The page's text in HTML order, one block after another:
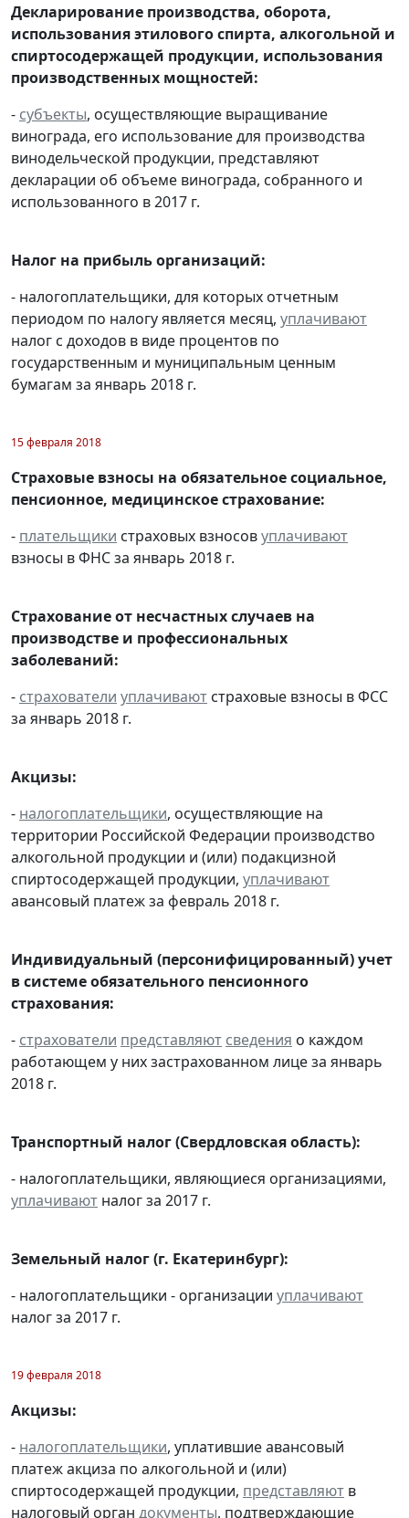
Декларирование производства, оборота,
использования этилового спирта, алкогольной и
спиртосодержащей продукции, использования
производственных мощностей:
- субъекты, осуществляющие выращивание
винограда, его использование для производства
винодельческой продукции, представляют
декларации об объеме винограда, собранного и
использованного в 2017 г.
Налог на прибыль организаций:
- налогоплательщики, для которых отчетным
периодом по налогу является месяц, уплачивают
налог с доходов в виде процентов по
государственным и муниципальным ценным
бумагам за январь 2018 г.
15 февраля 2018
Страховые взносы на обязательное социальное,
пенсионное, медицинское страхование:
- плательщики страховых взносовуплачивают
взносы в ФНС за январь 2018 г.
Страхование от несчастных случаев на
производстве и профессиональных
заболеваний:
- страхователи уплачивают страховые взносы в ФСС
за январь 2018 г.
Акцизы:
- налогоплательщики, осуществляющие на
территории Российской Федерации производство
алкогольной продукции и (или) подакцизной
спиртосодержащей продукции, уплачивают
авансовый платеж за февраль 2018 г.
Индивидуальный (персонифицированный) учет
в системе обязательного пенсионного
страхования:
- страхователи представляют сведения о каждом
работающем у них застрахованном лице за январь
2018 г.
Транспортный налог (Свердловская область):
- налогоплательщики, являющиеся организациями,
уплачивают налог за 2017 г.
Земельный налог (г. Екатеринбург):
- налогоплательщики - организации уплачивают
налог за 2017 г.
19 февраля 2018
Акцизы:
- налогоплательщики, уплатившие авансовый
платеж акциза по алкогольной и (или)
спиртосодержащей продукции, представляют в
налоговый орган документы, подтверждающие